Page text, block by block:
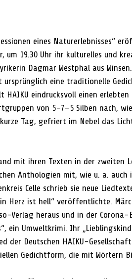
eines Naturerlebnisses“
um 19.30 Uhr ihr kulturelles und
Dagmar Westphal aus
eine traditionelle
eindrucksvoll einen erlebten
von 5–7–5 Silben nach,
Tag, gefriert im Nebel das
mit ihren Texten in der zweiten
Anthologien mit, wie u. a. auch
Celle schrieb sie neue
Herz ist hell“ veröffentlichte.
Verlag heraus und in der Corona-
ein Umweltkrimi. Ihr
der Deutschen HAIKU-
Gedichtform, die mit Wörtern